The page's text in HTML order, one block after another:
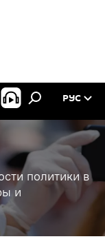
РУС
политики в
и